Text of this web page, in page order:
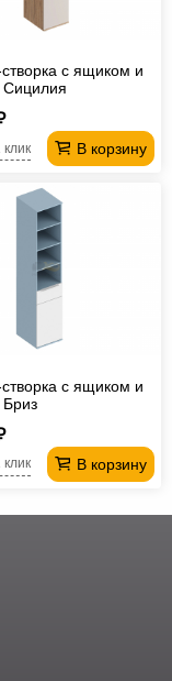
с ящиком и
Сицилия
В корзину
клик
с ящиком и
В корзину
клик